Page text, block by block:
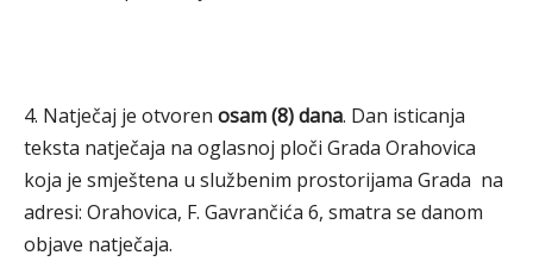
4. Natječaj je otvoren osam (8) dana. Dan isticanja
teksta natječaja na oglasnoj ploči Grada Orahovica
koja je smještena u službenim prostorijama Grada na
adresi: Orahovica, F. Gavrančića 6, smatra se danom
objave natječaja.